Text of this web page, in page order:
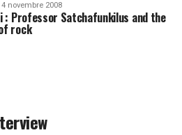
4 novembre 2008
: Professor Satchafunkilus and the
rock